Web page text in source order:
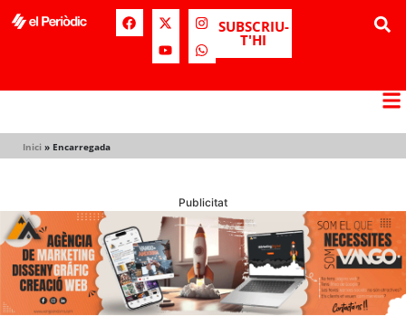
SUBSCRIU-
T'HI
Inici » Encarregada
Publicitat